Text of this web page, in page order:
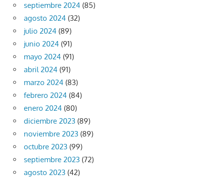
septiembre 2024 (85)
agosto 2024 (32)
julio 2024 (89)
junio 2024 (91)
mayo 2024 (91)
abril 2024 (91)
marzo 2024 (83)
febrero 2024 (84)
enero 2024 (80)
diciembre 2023 (89)
noviembre 2023 (89)
octubre 2023 (99)
septiembre 2023 (72)
agosto 2023 (42)